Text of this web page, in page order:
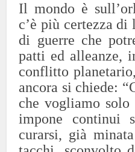
Il mondo è
c’è più certezza
di guerre che
patti ed alleanze,
conflitto
ancora si chiede:
che vogliamo solo
impone continui
curarsi, già